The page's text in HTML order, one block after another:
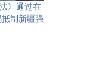
》通过在
制新疆强